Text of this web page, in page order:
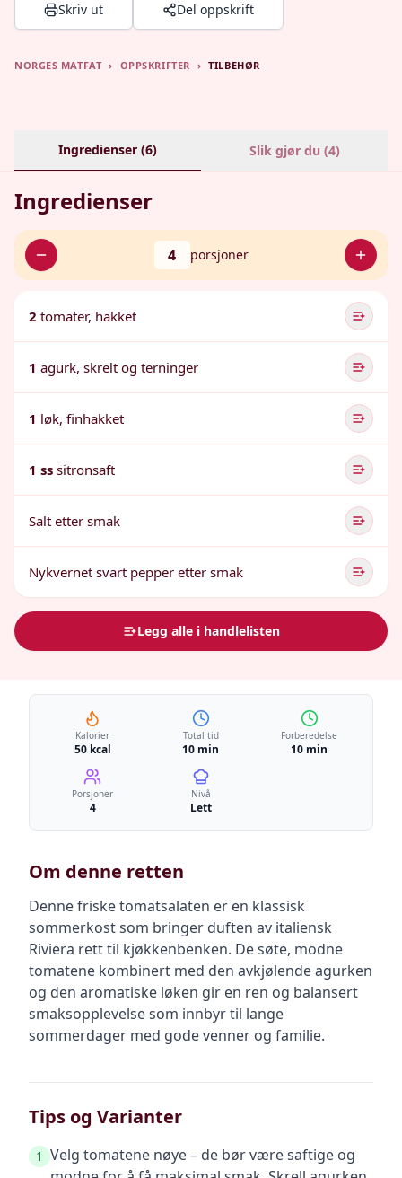
Skriv ut Del oppskrift
NORGES MATFAT › OPPSKRIFTER › TILBEHØR
Ingredienser (6) Slik gjør du (4)
Ingredienser
4 porsjoner
2 tomater, hakket
1 agurk, skrelt og terninger
1 løk, finhakket
1 ss sitronsaft
Salt etter smak
Nykvernet svart pepper etter smak
Legg alle i handlelisten
Kalorier
50 kcal
Total tid
10 min
Forberedelse
10 min
Porsjoner
4
Nivå
Lett
Om denne retten
Denne friske tomatsalaten er en klassisk
sommerkost som bringer duften av italiensk
Riviera rett til kjøkkenbenken. De søte, modne
tomatene kombinert med den avkjølende agurken
og den aromatiske løken gir en ren og balansert
smaksopplevelse som innbyr til lange
sommerdager med gode venner og familie.
Tips og Varianter
1 Velg tomatene nøye – de bør være saftige og